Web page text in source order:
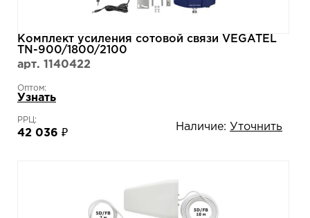
Комплект усиления сотовой связи VEGATEL
TN-900/1800/2100
арт. 1140422
Оптом:
Узнать
РРЦ:
42 036 ₽
Наличие: Уточнить